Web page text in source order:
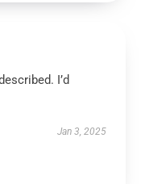
I’d
Jan 3, 2025